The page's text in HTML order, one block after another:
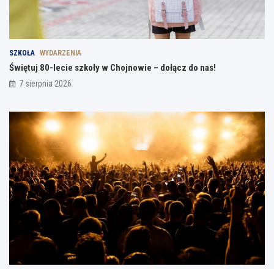
SZKOŁA WYDARZENIA
Świętuj 80-lecie szkoły w Chojnowie – dołącz do nas!
7 sierpnia 2026